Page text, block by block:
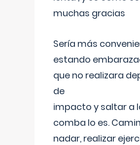
muchas gracias
Sería más
estando
que no realizara
de
impacto y saltar a
comba lo es.
nadar, realizar